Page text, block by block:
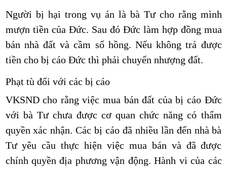
Người bị hại trong vụ án là bà Tư cho rằng mình
mượn tiền của Đức. Sau đó Đức làm hợp đồng mua
bán nhà đấtvà cầm sổ hồng. Nếu không trả được
tiền cho bị cáo Đức thì phải chuyển nhượng đất.
Phạt tù đối với các bị cáo
VKSND cho rằng việc mua bán đất của bị cáo Đức
với bà Tư chưa được cơ quan chức năng có thẩm
quyền xác nhận. Các bị cáo đã nhiều lần đến nhà bà
Tư yêu cầu thực hiện việc mua bán và đã được
chính quyền địa phương vận động. Hành vi của các